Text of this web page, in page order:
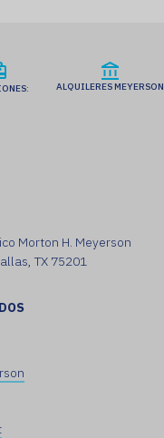
ALQUILERES MEYERSON
Morton H. Meyerson
TX 75201